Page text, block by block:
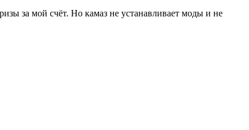
за мой счёт. Но камаз не устанавливает моды и не